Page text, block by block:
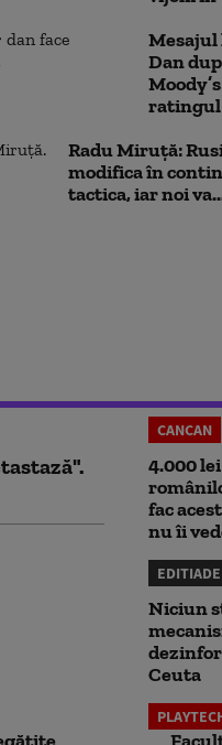
Dan
ratingul
Radu Miruță:
modifica în
tactica, iar noi
CANCAN
4.000
fac
nu îi
Niciun
Ceuta